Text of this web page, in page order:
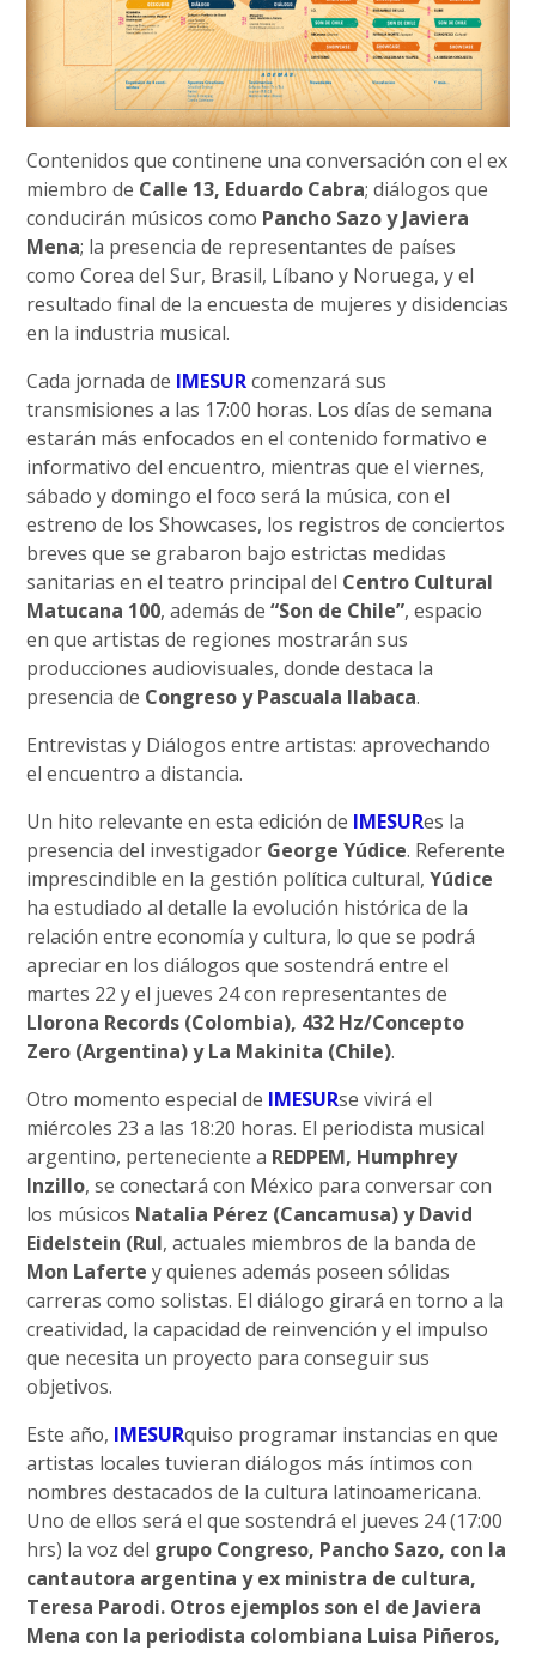
Contenidos que continene una conversación con el ex
miembro de Calle 13, Eduardo Cabra; diálogos que
conducirán músicos como Pancho Sazo y Javiera
Mena; la presencia de representantes de países
como Corea del Sur, Brasil, Líbano y Noruega, y el
resultado final de la encuesta de mujeres y disidencias
en la industria musical.
Cada jornada de IMESURcomenzará sus
transmisiones a las 17:00 horas. Los días de semana
estarán más enfocados en el contenido formativo e
informativo del encuentro, mientras que el viernes,
sábado y domingo el foco será la música, con el
estreno de los Showcases, los registros de conciertos
breves que se grabaron bajo estrictas medidas
sanitarias en el teatro principal del Centro Cultural
Matucana 100, además de“Son de Chile”, espacio
en que artistas de regiones mostrarán sus
producciones audiovisuales, donde destaca la
presencia de Congreso y Pascuala Ilabaca.
Entrevistas y Diálogos entre artistas: aprovechando
el encuentro a distancia.
Un hito relevante en esta edición de IMESURes la
presencia del investigador George Yúdice. Referente
imprescindible en la gestión política cultural,Yúdice
ha estudiado al detalle la evolución histórica de la
relación entre economía y cultura, lo que se podrá
apreciar en los diálogos que sostendrá entre el
martes 22 y el jueves 24 con representantes de
Llorona Records (Colombia), 432 Hz/Concepto
Zero (Argentina) y La Makinita (Chile).
Otro momento especial de IMESURse vivirá el
miércoles 23 a las 18:20 horas. El periodista musical
argentino, perteneciente a REDPEM, Humphrey
Inzillo, se conectará con México para conversar con
los músicos Natalia Pérez (Cancamusa) y David
Eidelstein (Rul, actuales miembros de la banda de
Mon Laferte y quienes además poseen sólidas
carreras como solistas. El diálogo girará en torno a la
creatividad, la capacidad de reinvención y el impulso
que necesita un proyecto para conseguir sus
objetivos.
Este año, IMESURquiso programar instancias en que
artistas locales tuvieran diálogos más íntimos con
nombres destacados de la cultura latinoamericana.
Uno de ellos será el que sostendrá el jueves 24 (17:00
hrs) la voz del grupo Congreso, Pancho Sazo, con la
cantautora argentina y ex ministra de cultura,
Teresa Parodi. Otros ejemplos son el de Javiera
Mena con la periodista colombiana Luisa Piñeros,